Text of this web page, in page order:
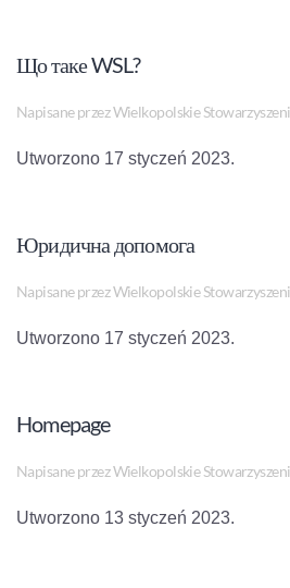
Що таке WSL?
Napisane przez Wielkopolskie
Utworzono 17 styczeń 2023.
Юридична допомога
Napisane przez Wielkopolskie
Utworzono 17 styczeń 2023.
Homepage
Napisane przez Wielkopolskie
Utworzono 13 styczeń 2023.